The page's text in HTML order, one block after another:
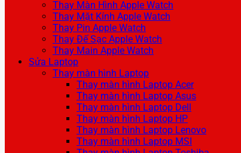
Thay Màn Hình Apple Watch
Thay Mặt Kính Apple Watch
Thay Pin Apple Watch
Thay Đế Sạc Apple Watch
Thay Main Apple Watch
Sửa Laptop
Thay màn hình Laptop
Thay màn hình Laptop Acer
Thay màn hình Laptop Asus
Thay màn hình Laptop Dell
Thay màn hình Laptop HP
Thay màn hình Laptop Lenovo
Thay màn hình Laptop MSI